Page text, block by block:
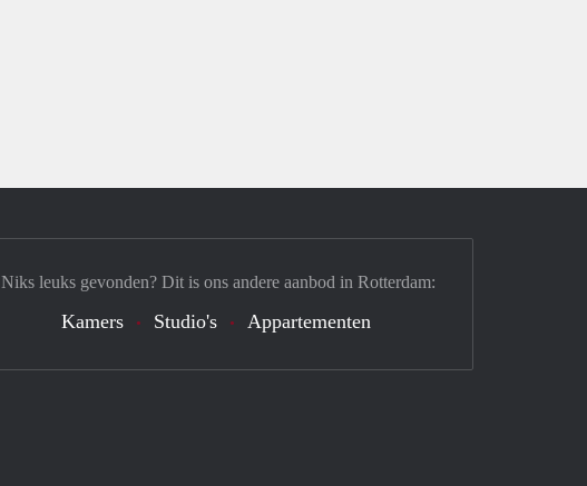
Niks leuks gevonden? Dit is ons andere aanbod in Rotterdam:
Kamers Studio's Appartementen